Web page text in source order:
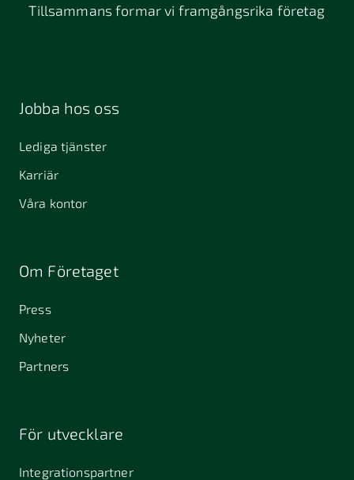
Tillsammans formar vi framgångsrika företag
Jobba hos oss
Lediga tjänster
Karriär
Våra kontor
Om Företaget
Press
Nyheter
Partners
För utvecklare
Integrationspartner